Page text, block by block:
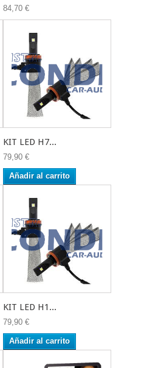
84,70 €
KIT LED H7...
79,90 €
Añadir al carrito
KIT LED H1...
79,90 €
Añadir al carrito